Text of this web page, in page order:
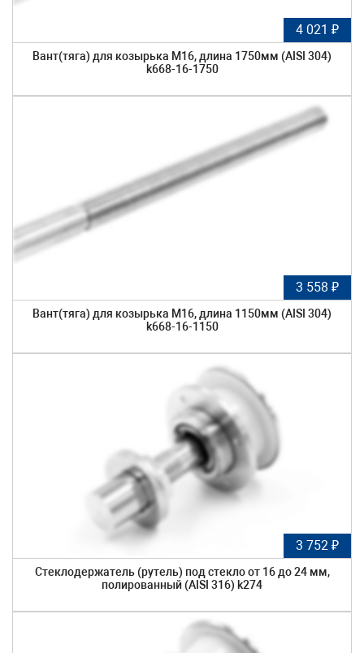
4 021 ₽
Вант(тяга) для козырька М16, длина 1750мм (AISI 304)
k668-16-1750
3 558 ₽
Вант(тяга) для козырька М16, длина 1150мм (AISI 304)
k668-16-1150
3 752 ₽
Стеклодержатель (рутель) под стекло от 16 до 24 мм,
полированный (AISI 316) k274